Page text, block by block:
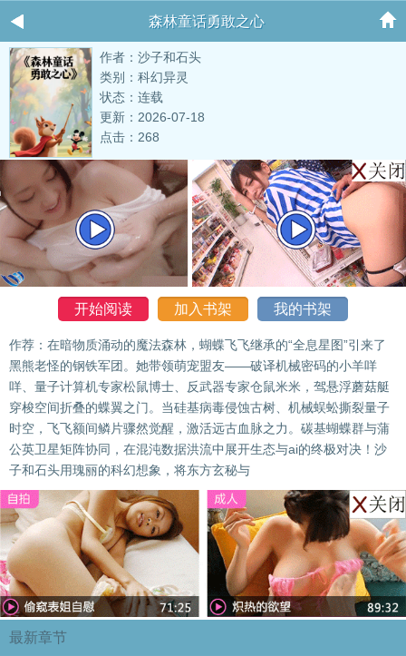
森林童话勇敢之心
作者：沙子和石头
类别：科幻异灵
状态：连载
更新：2026-07-18
点击：268
开始阅读 加入书架 我的书架
作荐：在暗物质涌动的魔法森林，蝴蝶飞飞继承的“全息星图”引来了
黑熊老怪的钢铁军团。她带领萌宠盟友——破译机械密码的小羊咩
咩、量子计算机专家松鼠博士、反武器专家仓鼠米米，驾悬浮蘑菇艇
穿梭空间折叠的蝶翼之门。当硅基病毒侵蚀古树、机械蜈蚣撕裂量子
时空，飞飞额间鳞片骤然觉醒，激活远古血脉之力。碳基蝴蝶群与蒲
公英卫星矩阵协同，在混沌数据洪流中展开生态与ai的终极对决！沙
子和石头用瑰丽的科幻想象，将东方玄秘与
最新章节